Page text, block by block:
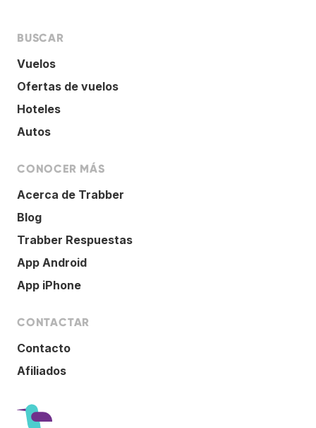
BUSCAR
Vuelos
Ofertas de vuelos
Hoteles
Autos
CONOCER MÁS
Acerca de Trabber
Blog
Trabber Respuestas
App Android
App iPhone
CONTACTAR
Contacto
Afiliados